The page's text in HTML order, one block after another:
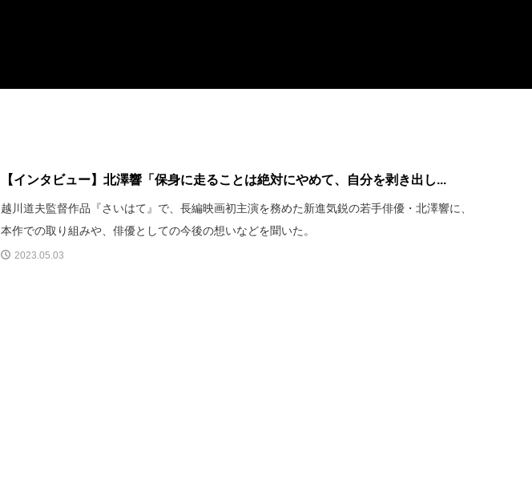
【インタビュー】北澤響「保身に走ることは絶対にやめて、自分を剥き出し...
越川道夫監督作品『さいはて』で、長編映画初主演を務めた新進気鋭の若手俳優・北澤響に、
本作での取り組みや、俳優としての今後の想いなどを聞いた。
2023.05.03